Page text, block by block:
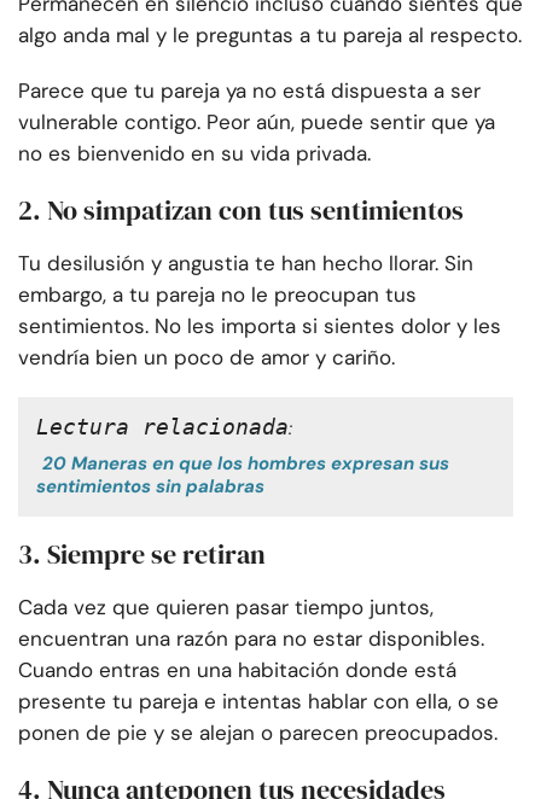
algo anda mal y le preguntas a tu pareja al respecto.
Parece que tu pareja ya no está dispuesta a ser
vulnerable contigo. Peor aún, puede sentir que ya
no es bienvenido en su vida privada.
2. No simpatizan con tus sentimientos
Tu desilusión y angustia te han hecho llorar. Sin
embargo, a tu pareja no le preocupan tus
sentimientos. No les importa si sientes dolor y les
vendría bien un poco de amor y cariño.
Lectura relacionada:
20 Maneras en que los hombres expresan sus
sentimientos sin palabras
3. Siempre se retiran
Cada vez que quieren pasar tiempo juntos,
encuentran una razón para no estar disponibles.
Cuando entras en una habitación donde está
presente tu pareja e intentas hablar con ella, o se
ponen de pie y se alejan o parecen preocupados.
4. Nunca anteponen tus necesidades